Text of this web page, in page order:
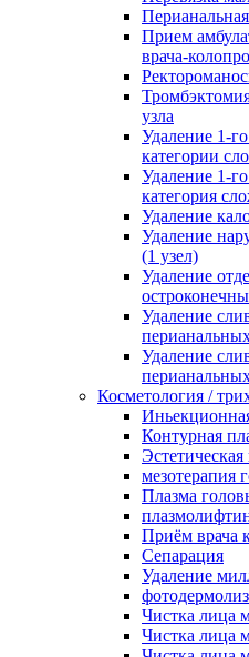
Прием
врача-
узла
Удаление 1-
категории
Удаление 1-
категория
Удаление
Удаление
(1 узел)
Удаление
Удаление
Удаление
Косметология /
Контурная
мезотерапия
Плазма
Приём врача
Сепарация
Удаление
фотодермолиз
Чистка лица
Чистка лица